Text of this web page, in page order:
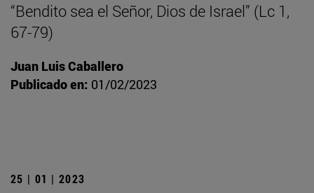
“Bendito sea el Señor, Dios de Israel” (Lc 1,
67-79)
Juan Luis Caballero
Publicado en: 01/02/2023
25 | 01 | 2023